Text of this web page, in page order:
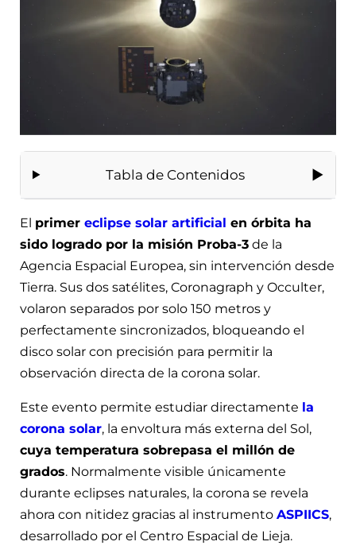
Tabla de Contenidos
El primer eclipse solar artificial en órbita ha
sido logrado por la misión Proba-3 de la
Agencia Espacial Europea, sin intervención desde
Tierra. Sus dos satélites, Coronagraph y Occulter,
volaron separados por solo 150 metros y
perfectamente sincronizados, bloqueando el
disco solar con precisión para permitir la
observación directa de la corona solar.
Este evento permite estudiar directamente la
corona solar, la envoltura más externa del Sol,
cuya temperatura sobrepasa el millón de
grados. Normalmente visible únicamente
durante eclipses naturales, la corona se revela
ahora con nitidez gracias al instrumento ASPIICS,
desarrollado por el Centro Espacial de Lieja.